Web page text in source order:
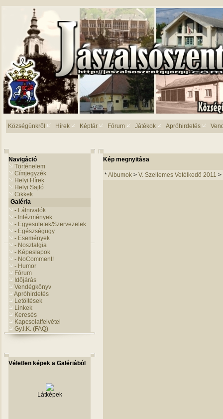
Községünkről Hírek Képtár Fórum Játékok Apróhirdetés
Navigáció
Történelem
Címjegyzék
Helyi Hírek
Helyi Sajtó
Cikkek
Galéria
- Látnivalók
- Intézmények
- Egyesületek/Szervezetek
- Egészségügy
- Események
- Nosztalgia
- Képeslapok
- NoComment!
- Humor
Fórum
Idõjárás
Vendégkönyv
Apróhirdetés
Letöltések
Linkek
Keresés
Kapcsolatfelvétel
Gy.I.K. (FAQ)
Véletlen képek a Galériából
Látképek
Kép megnyitása
*Albumok > V. Szellemes Vetélkedõ 2011 >